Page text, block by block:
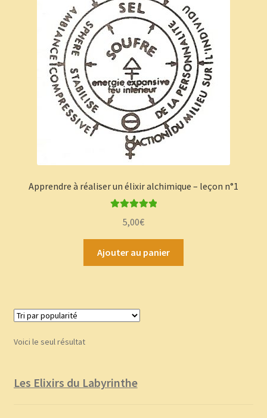
Témoignages
Apprendre à réaliser un élixir alchimique – leçon n°1
5,00€
Ajouter au panier
Voici le seul résultat
Les Elixirs du Labyrinthe